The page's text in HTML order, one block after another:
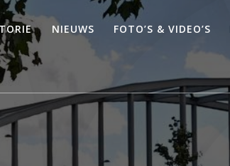
NIEUWS FOTO’S & VIDEO’S